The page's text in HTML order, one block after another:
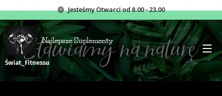
JesteśmyOtwarci od 8.00 - 23.00
Najlepsze Suplementy
Świat_Fitnessu